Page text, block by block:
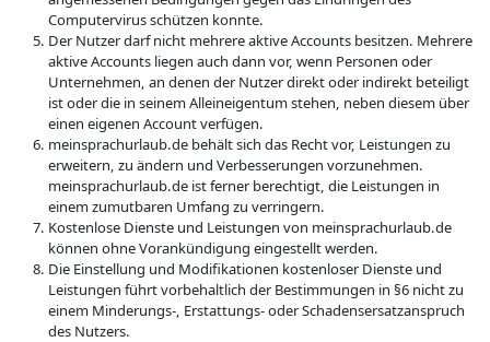
Computervirus schützen konnte.
Der Nutzer darf nicht mehrere aktive Accounts besitzen. Mehrere
aktive Accounts liegen auch dann vor, wenn Personen oder
Unternehmen, an denen der Nutzer direkt oder indirekt beteiligt
ist oder die in seinem Alleineigentum stehen, neben diesem über
einen eigenen Account verfügen.
meinsprachurlaub.de behält sich das Recht vor, Leistungen zu
erweitern, zu ändern und Verbesserungen vorzunehmen.
meinsprachurlaub.de ist ferner berechtigt, die Leistungen in
einem zumutbaren Umfang zu verringern.
Kostenlose Dienste und Leistungen von meinsprachurlaub.de
können ohne Vorankündigung eingestellt werden.
Die Einstellung und Modifikationen kostenloser Dienste und
Leistungen führt vorbehaltlich der Bestimmungen in §6 nicht zu
einem Minderungs-, Erstattungs- oder Schadensersatzanspruch
des Nutzers.